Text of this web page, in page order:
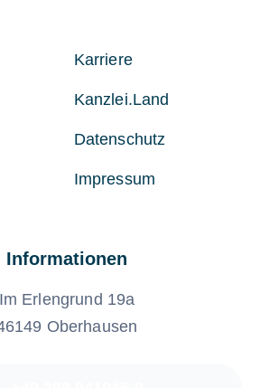
Karriere
Kanzlei.Land
Datenschutz
Impressum
Informationen
Im Erlengrund 19a
Oberhausen